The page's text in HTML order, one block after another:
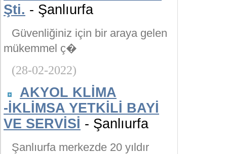
Şti. - Şanlıurfa
Güvenliğiniz için bir araya gelen
mükemmel ç�
(28-02-2022)
AKYOL KLİMA
-İKLİMSA YETKİLİ BAYİ
VE SERVİSİ - Şanlıurfa
Şanlıurfa merkezde 20 yıldır